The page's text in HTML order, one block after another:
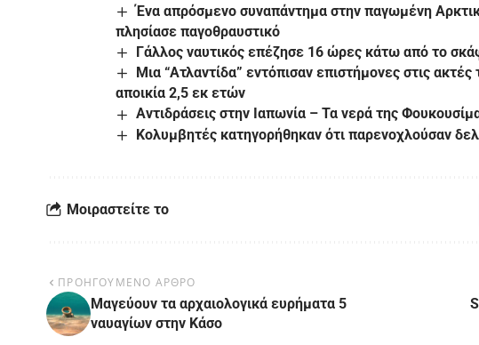
Ένα απρόσμενο συναπάντημα στην παγωμένη
πλησίασε παγοθραυστικό
Γάλλος ναυτικός επέζησε 16 ώρες κάτω από το
Μια “Ατλαντίδα” εντόπισαν επιστήμονες στις
αποικία 2,5 εκ ετών
Αντιδράσεις στην Ιαπωνία – Τα νερά της
Κολυμβητές κατηγορήθηκαν ότι παρενοχλούσαν
Μοιραστείτε το
ΠΡΟΗΓΟΥΜΕΝΟ ΑΡΘΡΟ
Μαγεύουν τα αρχαιολογικά ευρήματα 5
ναυαγίων στην Κάσο